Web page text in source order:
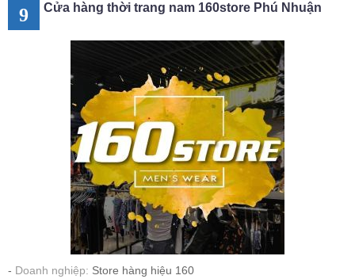
9 Cửa hàng thời trang nam 160store Phú Nhuận
Doanh nghiệp: Store hàng hiệu 160